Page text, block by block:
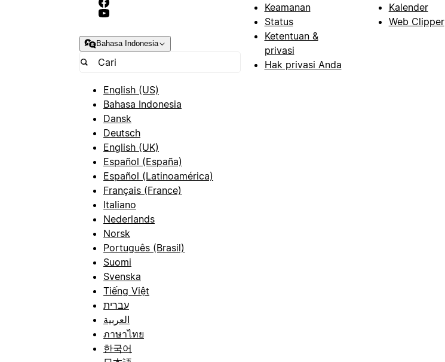
Bahasa Indonesia
English (US)
Bahasa Indonesia
Dansk
Deutsch
English (UK)
Español (España)
Español (Latinoamérica)
Français (France)
Italiano
Nederlands
Norsk
Português (Brasil)
Suomi
Svenska
Tiếng Việt
עברית
العربية
ภาษาไทย
한국어
Keamanan
Status
Ketentuan &
privasi
Hak privasi Anda
Kalender
Web Clipper